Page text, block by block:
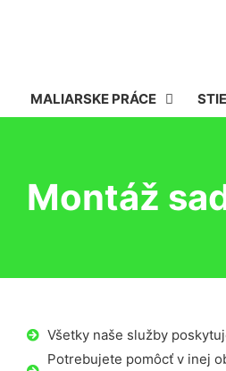
MALIARSKE PRÁCE
Montáž
Všetky naše služby
Potrebujete pomôcť v inej